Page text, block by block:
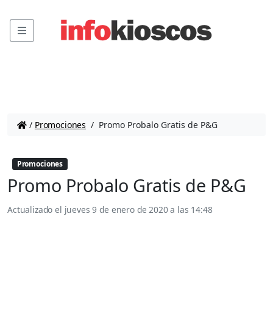
Menu
/ Promociones / Promo Probalo Gratis de P&G
Promociones
Promo Probalo Gratis de P&G
Actualizado el jueves 9 de enero de 2020 a las 14:48